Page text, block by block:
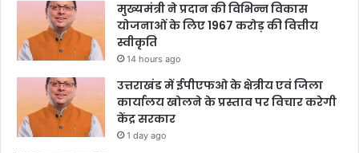
मुख्यमंत्री ने प्रदान की विभिन्न विकास
योजनाओं के लिए 1967 करोड़ की वित्तीय
स्वीकृति
14 hours ago
उत्तराखंड में ईपीएफओ के क्षेत्रीय एवं जिला
कार्यालय खोलने के प्रस्ताव पर विचार करेगी
केंद्र सरकार
1 day ago